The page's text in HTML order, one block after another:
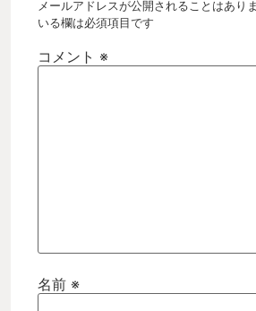
メールアドレスが公開されることはありま
いる欄は必須項目です
コメント ※
名前 ※